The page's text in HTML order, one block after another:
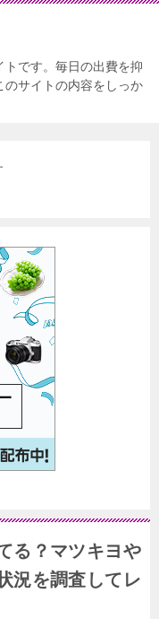
です。毎日の出費を抑
のサイトの内容をしっか
る？マツキヨや
況を調査してレ